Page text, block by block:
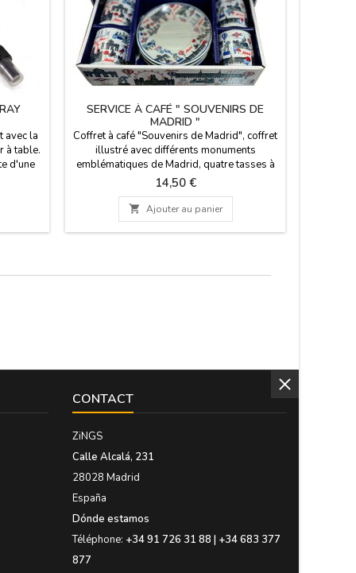
avec la
à table.
d'une
deux
SERVICE À CAFÉ " SOUVENIRS DE
MADRID "
Coffret à café "Souvenirs de Madrid", coffret
illustré avec différents monuments
emblématiques de Madrid, quatre tasses à
café avec leurs soucoupes respectives. Un
joli souvenir de Madrid. Ils sont fabriqués
en faïence et passent au lave-vaisselle.
Dimensions : tasse : 5,5 X 8 cm Assiette : 10
cm de diamètre Boîte : 24,5 X
Prix
14,50 €
 Ajouter au panier
CONTACT
ZiNGS
Calle Alcalá, 231
28028 Madrid
España
Dónde estamos
Téléphone: +34 91 726 31 88 | +34 683 377
877